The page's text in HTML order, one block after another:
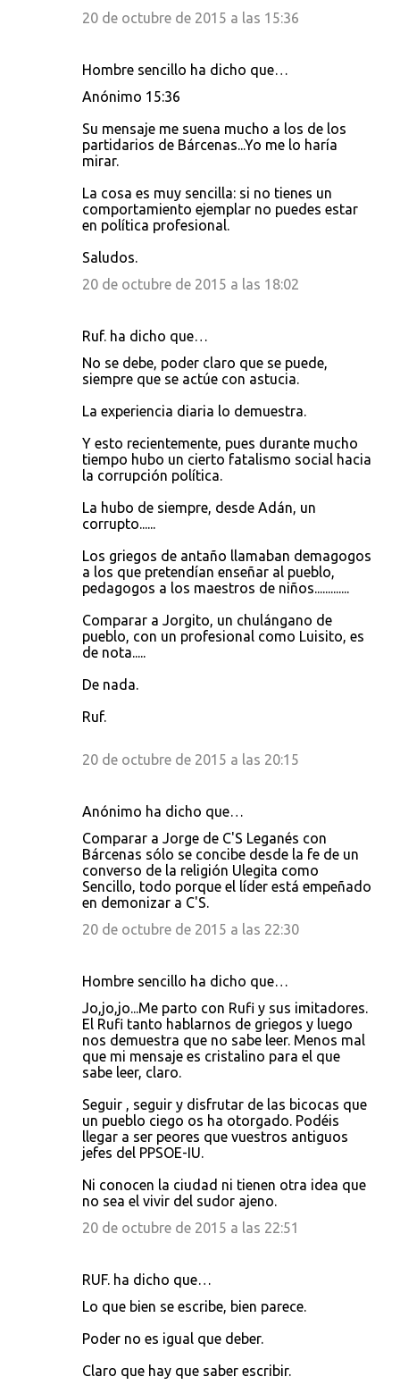
20 de octubre de 2015 a las 15:36
Hombre sencillo ha dicho que…
Anónimo 15:36
Su mensaje me suena mucho a los de los
partidarios de Bárcenas...Yo me lo haría
mirar.
La cosa es muy sencilla: si no tienes un
comportamiento ejemplar no puedes estar
en política profesional.
Saludos.
20 de octubre de 2015 a las 18:02
Ruf. ha dicho que…
No se debe, poder claro que se puede,
siempre que se actúe con astucia.
La experiencia diaria lo demuestra.
Y esto recientemente, pues durante mucho
tiempo hubo un cierto fatalismo social hacia
la corrupción política.
La hubo de siempre, desde Adán, un
corrupto......
Los griegos de antaño llamaban demagogos
a los que pretendían enseñar al pueblo,
pedagogos a los maestros de niños.............
Comparar a Jorgito, un chulángano de
pueblo, con un profesional como Luisito, es
de nota.....
De nada.
Ruf.
20 de octubre de 2015 a las 20:15
Anónimo ha dicho que…
Comparar a Jorge de C'S Leganés con
Bárcenas sólo se concibe desde la fe de un
converso de la religión Ulegita como
Sencillo, todo porque el líder está empeñado
en demonizar a C'S.
20 de octubre de 2015 a las 22:30
Hombre sencillo ha dicho que…
Jo,jo,jo...Me parto con Rufi y sus imitadores.
El Rufi tanto hablarnos de griegos y luego
nos demuestra que no sabe leer. Menos mal
que mi mensaje es cristalino para el que
sabe leer, claro.
Seguir , seguir y disfrutar de las bicocas que
un pueblo ciego os ha otorgado. Podéis
llegar a ser peores que vuestros antiguos
jefes del PPSOE-IU.
Ni conocen la ciudad ni tienen otra idea que
no sea el vivir del sudor ajeno.
20 de octubre de 2015 a las 22:51
RUF. ha dicho que…
Lo que bien se escribe, bien parece.
Poder no es igual que deber.
Claro que hay que saber escribir.